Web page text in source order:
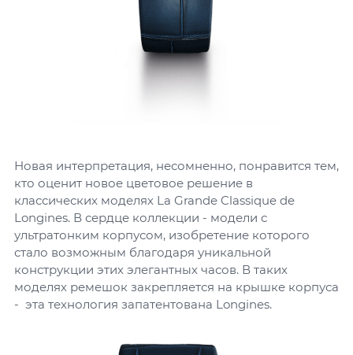
Новая интерпретация, несомненно, понравится тем,
кто оценит новое цветовое решение в
классических моделях La Grande Classique de
Longines. В сердце коллекции - модели с
ультратонким корпусом, изобретение которого
стало возможным благодаря уникальной
конструкции этих элегантных часов. В таких
моделях ремешок закрепляется на крышке корпуса
- эта технология запатентована Longines.